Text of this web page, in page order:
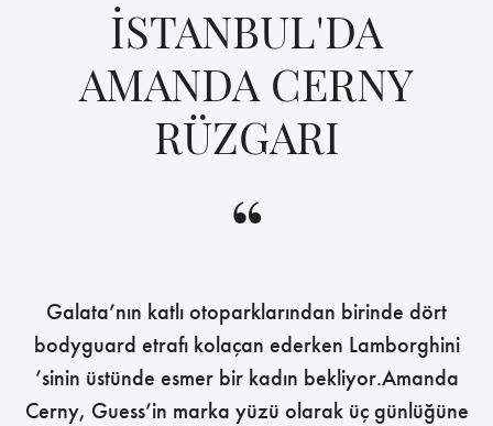
İSTANBUL'DA
AMANDA CERNY
RÜZGARI
“
Galata’nın katlı otoparklarından birinde dört
bodyguard etrafı kolaçan ederken Lamborghini
’sinin üstünde esmer bir kadın bekliyor.Amanda
Cerny, Guess’in marka yüzü olarak üç günlüğüne